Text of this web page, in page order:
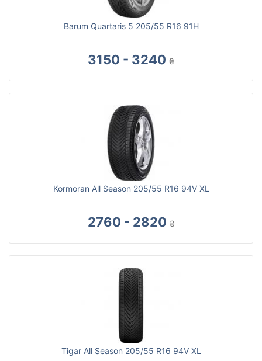
Barum Quartaris 5 205/55 R16 91H
3150 - 3240 ₴
Kormoran All Season 205/55 R16 94V XL
2760 - 2820 ₴
Tigar All Season 205/55 R16 94V XL